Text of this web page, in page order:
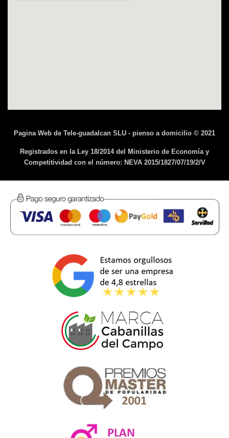
Pagina Web de Tele-guadalcan SLU - pienso a domicilio © 2021
Registrados en la Ley 18/2014 del Ministerio de Economía y
Competitividad con el número: NEVA 2015/1827/07/19/2/V